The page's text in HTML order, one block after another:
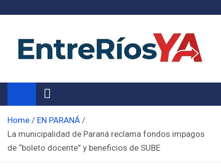
Noticias de Entre Ríos
Información de toda la provincia ahora
Home
EN PARANÁ
La municipalidad de Paraná reclama fondos impagos
de “boleto docente” y beneficios de SUBE